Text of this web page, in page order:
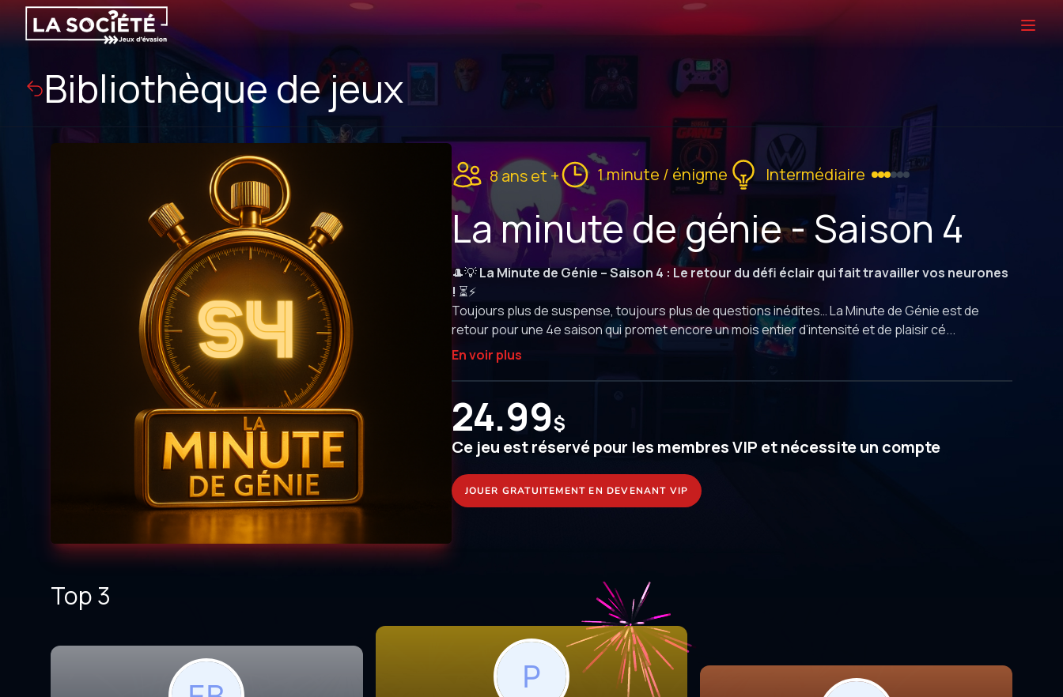
Bibliothèque de jeux
8 ans et + 1 minute / énigme Intermédiaire
La minute de génie - Saison 4
🎩💡La Minute de Génie – Saison 4 : Le retour du défi éclair qui fait travailler vos neurones
! ⏳⚡
Toujours plus de suspense, toujours plus de questions inédites… La Minute de Génie est de
retour pour une 4e saison qui promet encore un mois entier d’intensité et de plaisir cé...
En voir plus
24.99$
Ce jeu est réservé pour les membres VIP et nécessite un compte
JOUER GRATUITEMENT EN DEVENANT VIP
Top 3